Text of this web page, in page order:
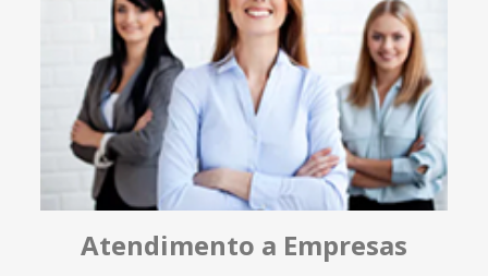
Atendimento a Empresas